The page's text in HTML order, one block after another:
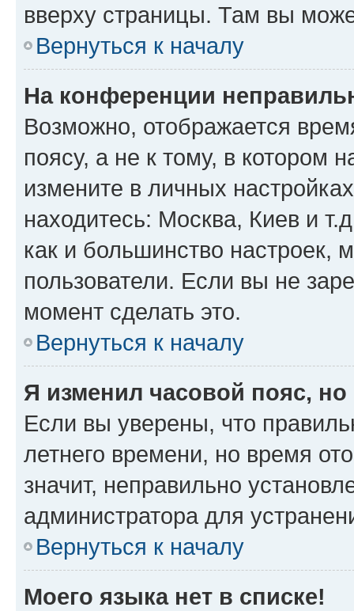
вверху страницы. Там вы
Вернуться к началу
На конференции
Возможно, отображается
поясу, а не к тому, в котором
измените в личных
находитесь: Москва, Киев и
как и большинство настроек,
пользователи. Если вы не
момент сделать это.
Вернуться к началу
Я изменил часовой пояс,
Если вы уверены, что
летнего времени, но время
значит, неправильно
администратора для
Вернуться к началу
Моего языка нет в списке!